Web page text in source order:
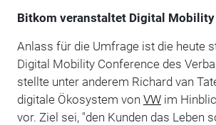
Bitkom veranstaltet Digital Mobility
Anlass für die Umfrage ist die heute
Digital Mobility Conference des
stellte unter anderem Richard van
digitale Ökosystem von VWim
vor. Ziel sei, "den Kunden das Leben